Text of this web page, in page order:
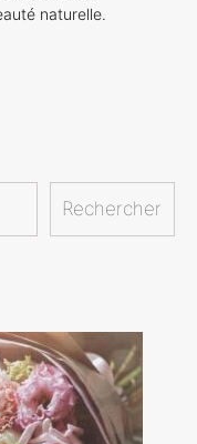
naturelle.
Rechercher